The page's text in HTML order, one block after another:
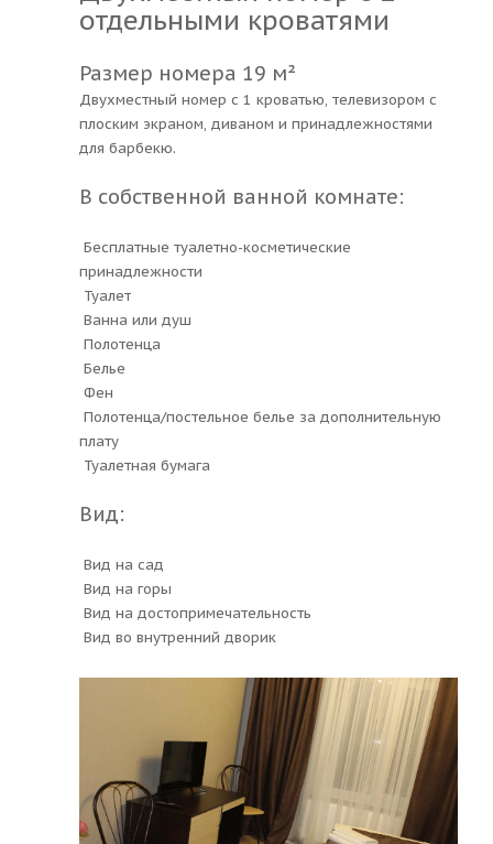
отдельными кроватями
Размер номера 19 м²
Двухместный номер с 1 кроватью, телевизором с
плоским экраном, диваном и принадлежностями
для барбекю.
В собственной ванной комнате:
Бесплатные туалетно-косметические
принадлежности
Туалет
Ванна или душ
Полотенца
Белье
Фен
Полотенца/постельное белье за дополнительную
плату
Туалетная бумага
Вид:
Вид на сад
Вид на горы
Вид на достопримечательность
Вид во внутренний дворик